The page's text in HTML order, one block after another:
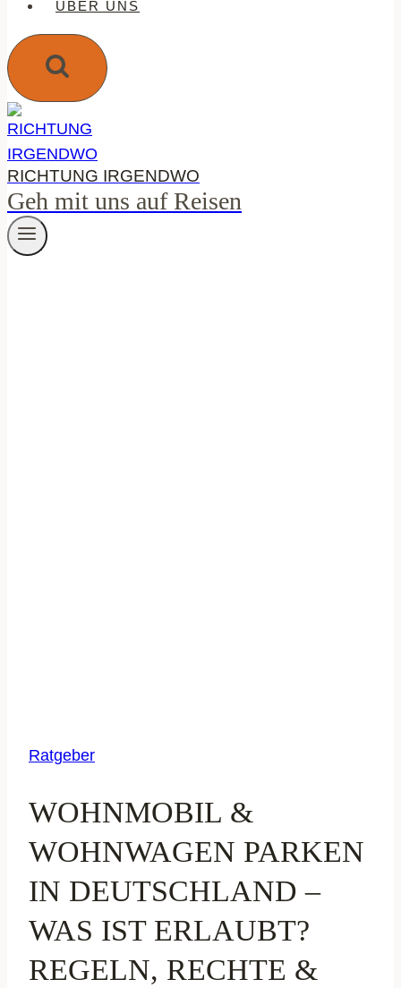
ÜBER UNS
RICHTUNG IRGENDWO
Geh mit uns auf Reisen
Ratgeber
WOHNMOBIL &
WOHNWAGEN PARKEN
IN DEUTSCHLAND –
WAS IST ERLAUBT?
REGELN, RECHTE &